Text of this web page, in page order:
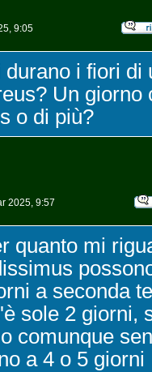
9:05
durano i fiori di
Un giorno
o di più?
2025, 9:57
quanto mi
a seconda
sole 2 giorni,
comunque
a 4 o 5 giorni